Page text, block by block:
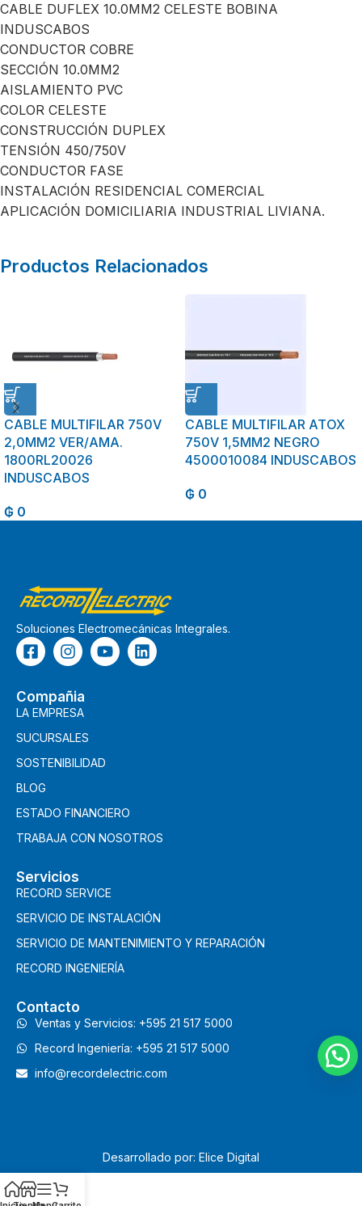
CABLE DUFLEX 10.0MM2 CELESTE BOBINA
INDUSCABOS
CONDUCTOR COBRE
SECCIÓN 10.0MM2
AISLAMIENTO PVC
COLOR CELESTE
CONSTRUCCIÓN DUPLEX
TENSIÓN 450/750V
CONDUCTOR FASE
INSTALACIÓN RESIDENCIAL COMERCIAL
APLICACIÓN DOMICILIARIA INDUSTRIAL LIVIANA.
Productos Relacionados
CABLE MULTIFILAR 750V
2,0MM2 VER/AMA.
1800RL20026
INDUSCABOS
₲ 0
CABLE MULTIFILAR ATOX
750V 1,5MM2 NEGRO
4500010084 INDUSCABOS
₲ 0
Soluciones Electromecánicas Integrales.
Compañia
LA EMPRESA
SUCURSALES
SOSTENIBILIDAD
BLOG
ESTADO FINANCIERO
TRABAJA CON NOSOTROS
Servicios
RECORD SERVICE
SERVICIO DE INSTALACIÓN
SERVICIO DE MANTENIMIENTO Y REPARACIÓN
RECORD INGENIERÍA
Contacto
Ventas y Servicios: +595 21 517 5000
Record Ingeniería: +595 21 517 5000
info@recordelectric.com
Desarrollado por: Elice Digital